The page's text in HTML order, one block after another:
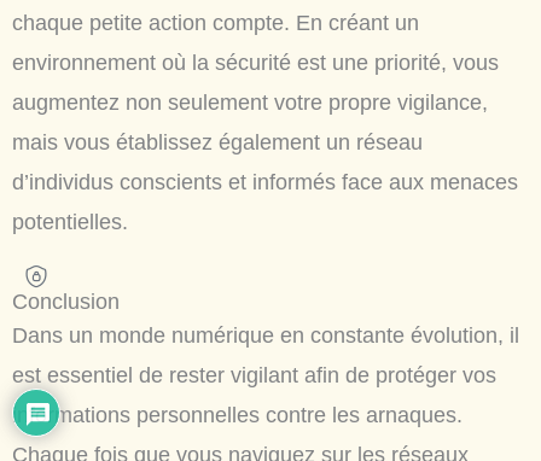
chaque petite action compte. En créant un
environnement où la sécurité est une priorité, vous
augmentez non seulement votre propre vigilance,
mais vous établissez également un réseau
d’individus conscients et informés face aux menaces
potentielles.
Conclusion
Dans un monde numérique en constante évolution, il
est essentiel de rester vigilant afin de protéger vos
informations personnelles contre les arnaques.
Chaque fois que vous naviguez sur les réseaux